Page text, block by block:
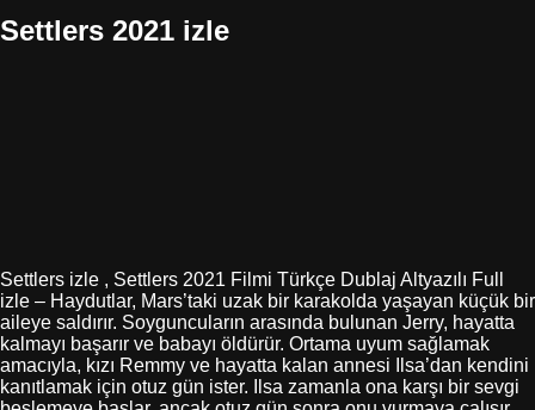
Settlers 2021 izle
Settlers izle , Settlers 2021 Filmi Türkçe Dublaj Altyazılı Full
izle – Haydutlar, Mars’taki uzak bir karakolda yaşayan küçük bir
aileye saldırır. Soyguncuların arasında bulunan Jerry, hayatta
kalmayı başarır ve babayı öldürür. Ortama uyum sağlamak
amacıyla, kızı Remmy ve hayatta kalan annesi Ilsa’dan kendini
kanıtlamak için otuz gün ister. Ilsa zamanla ona karşı bir sevgi